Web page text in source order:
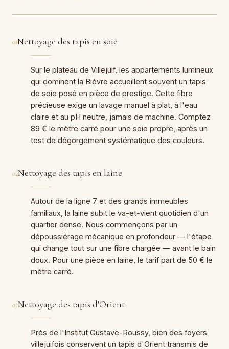
01Nettoyage des tapis en soie
Sur le plateau de Villejuif, les appartements lumineux
qui dominent la Bièvre accueillent souvent un tapis
de soie posé en pièce de prestige. Cette fibre
précieuse exige un lavage manuel à plat, à l'eau
claire et au pH neutre, jamais de machine. Comptez
89 € le mètre carré pour une soie propre, après un
test de dégorgement systématique des couleurs.
02Nettoyage des tapis en laine
Autour de la ligne 7 et des grands immeubles
familiaux, la laine subit le va-et-vient quotidien d'un
quartier dense. Nous commençons par un
dépoussiérage mécanique en profondeur — l'étape
qui change tout sur une fibre chargée — avant le bain
doux. Pour une pièce en laine, le tarif part de 50 € le
mètre carré.
03Nettoyage des tapis d'Orient
Près de l'Institut Gustave-Roussy, bien des foyers
villejuifois conservent un tapis d'Orient transmis de